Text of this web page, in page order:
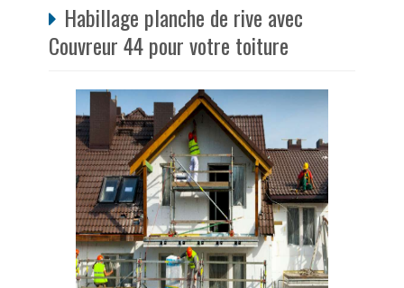
Habillage planche de rive avec
Couvreur 44 pour votre toiture